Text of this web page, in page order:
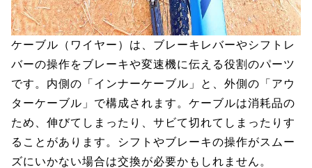
ケーブル（ワイヤー）は、ブレーキレバーやシフトレ
バーの操作をブレーキや変速機に伝える役割のパーツ
です。内側の「インナーケーブル」と、外側の「アウ
ターケーブル」で構成されます。ケーブルは消耗品の
ため、伸びてしまったり、サビて切れてしまったりす
ることがあります。シフトやブレーキの操作がスムー
ズにいかない場合は交換が必要かもしれません。